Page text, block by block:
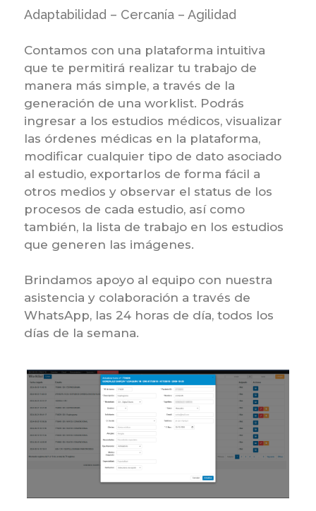
Adaptabilidad – Cercanía – Agilidad
Contamos con una plataforma intuitiva
que te permitirá realizar tu trabajo de
manera más simple, a través de la
generación de una worklist. Podrás
ingresar a los estudios médicos, visualizar
las órdenes médicas en la plataforma,
modificar cualquier tipo de dato asociado
al estudio, exportarlos de forma fácil a
otros medios y observar el status de los
procesos de cada estudio, así como
también, la lista de trabajo en los estudios
que generen las imágenes.
Brindamos apoyo al equipo con nuestra
asistencia y colaboración a través de
WhatsApp, las 24 horas de día, todos los
días de la semana.